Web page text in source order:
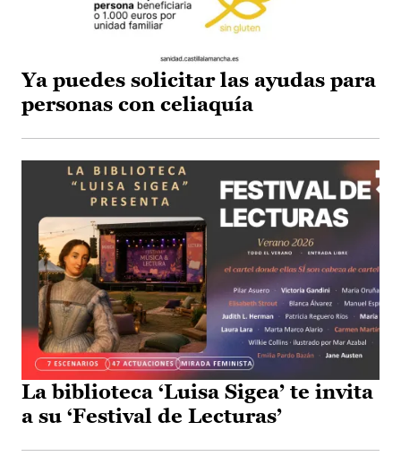
Ya puedes solicitar las ayudas para
personas con celiaquía
La biblioteca ‘Luisa Sigea’ te invita
a su ‘Festival de Lecturas’